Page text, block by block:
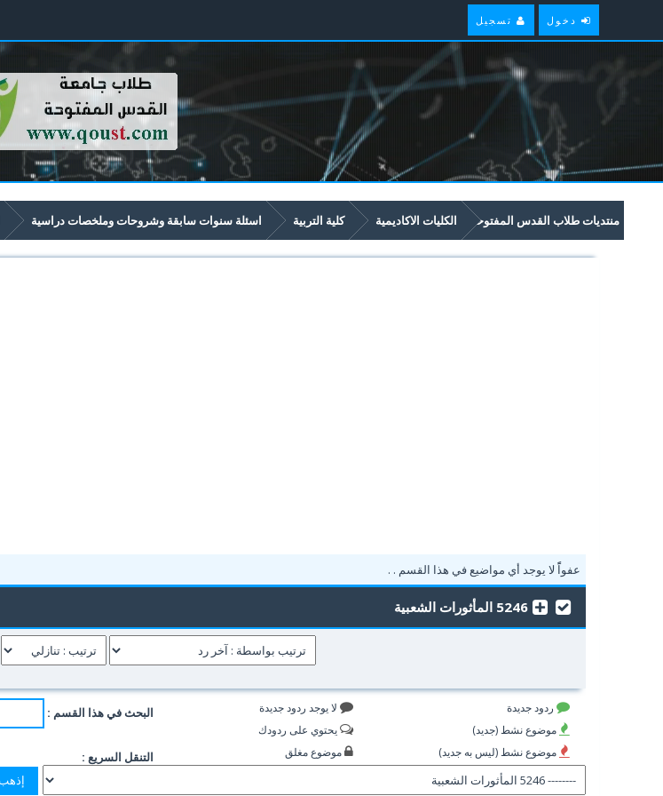
دخول تسجيل
منتديات طلاب القدس المفتوحة الكليات الاكاديمية كلية التربية اسئلة سنوات سابقة وشروحات وملخصات دراسية
5246 المأثورات الشعبية
عفواًً لا يوجد أي مواضيع في هذا القسم . .
5246 المأثورات الشعبية
ردود جديدة
موضوع نشط (جديد)
موضوع نشط (ليس به جديد)
لا يوجد ردود جديدة
يحتوي على ردودك
موضوع مغلق
البحث في هذا القسم :
التنقل السريع :